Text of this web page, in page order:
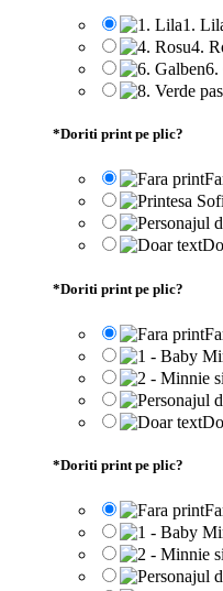
1.
4.
6.
*Doriti print pe plic?
*Doriti print pe plic?
*Doriti print pe plic?